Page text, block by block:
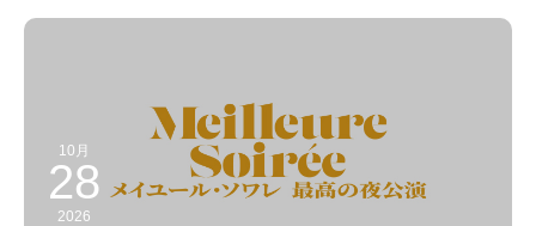
10月
28
2026